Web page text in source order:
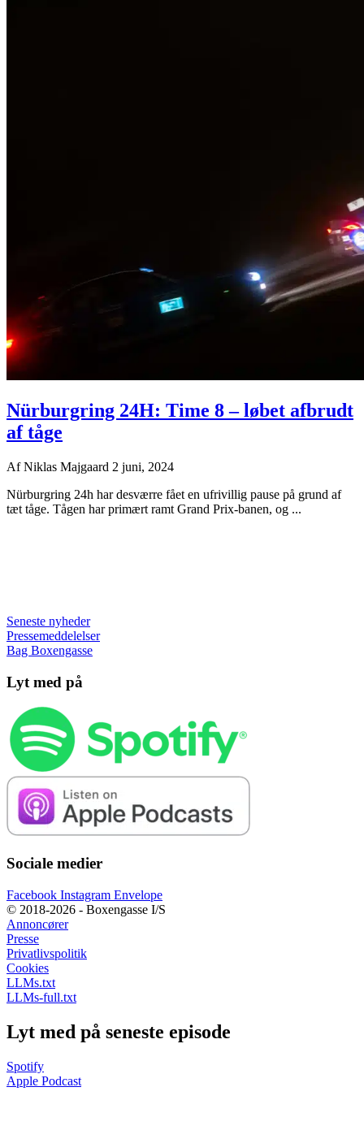
Nürburgring 24H: Time 8 – løbet afbrudt
af tåge
AfNiklas Majgaard 2 juni, 2024
Nürburgring 24h har desværre fået en ufrivillig pause på grund af
tæt tåge. Tågen har primært ramt Grand Prix-banen, og ...
Seneste nyheder
Pressemeddelelser
Bag Boxengasse
Lyt med på
Sociale medier
Facebook Instagram Envelope
© 2018-2026 - Boxengasse I/S
Annoncører
Presse
Privatlivspolitik
Cookies
LLMs.txt
LLMs-full.txt
Lyt med på seneste episode
Spotify
Apple Podcast